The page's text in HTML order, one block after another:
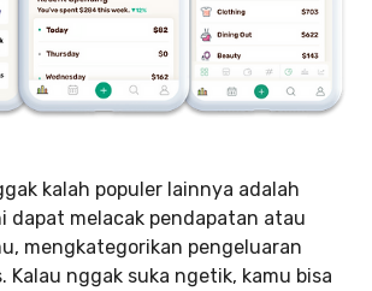
kalah populer lainnya adalah
dapat melacak pendapatan atau
mengkategorikan pengeluaran
Kalau nggak suka ngetik, kamu bisa